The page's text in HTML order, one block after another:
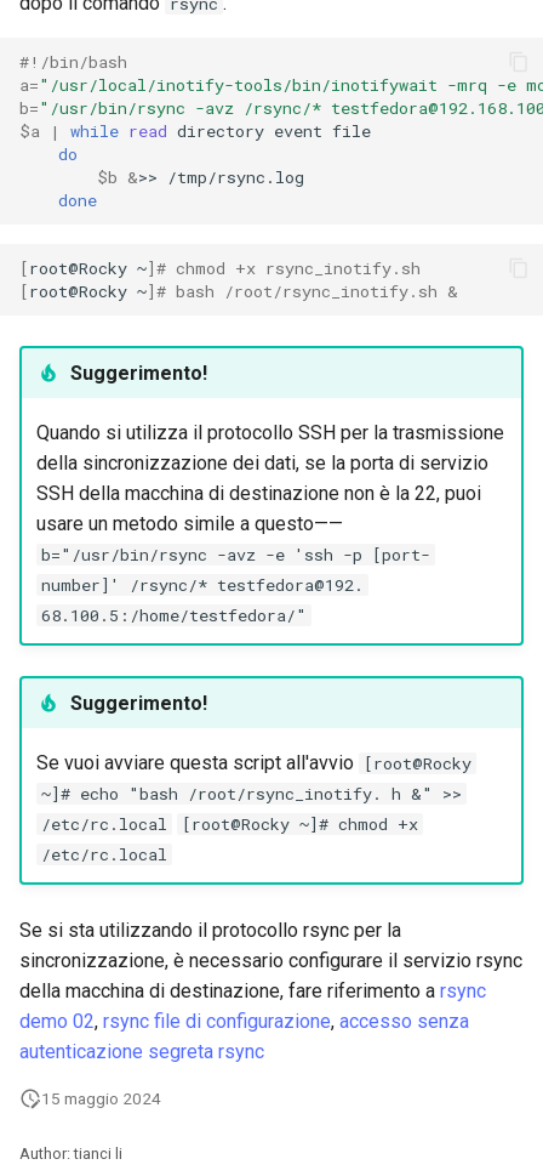
#!/bin/bash
a="/usr/local/inotify-tools/bin/inotifywait -mrq -e
b="/usr/bin/rsync -avz /rsync/*
$a
| while read directory event
do
$b &>>
done
[root@Rocky ~]# chmod +x rsync_inotify.sh
[root@Rocky ~]# bash /root/rsync_inotify.sh &
Suggerimento!
Quando si utilizza il protocollo SSH per la trasmissione
della sincronizzazione dei dati, se la porta di servizio
SSH della macchina di destinazione non è la 22, puoi
usare un metodo simile a questo——
b="/usr/bin/rsync -avz -e 'ssh -p [port-
number]' /rsync/* testfedora@192.
68.100.5:/home/testfedora/"
Suggerimento!
Se vuoi avviare questa script all'avvio [root@Rocky
~]# echo "bash /root/rsync_inotify. h &" >>
/etc/rc.local
[root@Rocky ~]# chmod +x
/etc/rc.local
Se si sta utilizzando il protocollo rsync per la
sincronizzazione, è necessario configurare il servizio rsync
della macchina di destinazione, fare riferimento a rsync
demo 02, rsync file di configurazione, accesso senza
autenticazione segreta rsync
15 maggio 2024
Author: tianci li